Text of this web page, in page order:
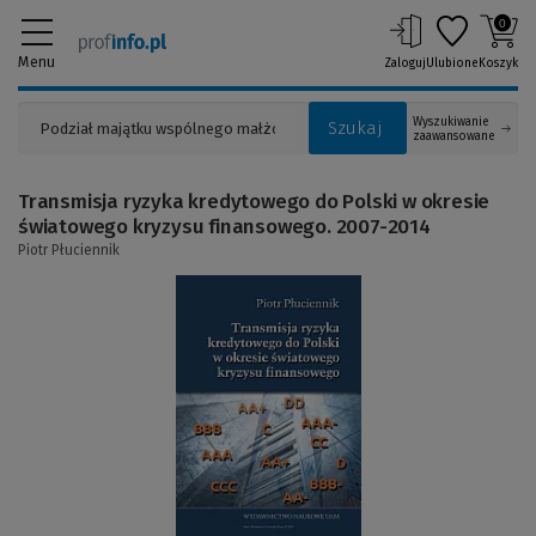
Menu
Szukaj
Wyszukiwanie
zaawansowane
ZalogujUlubione
0
Koszyk
Transmisja ryzyka kredytowego do Polski w okresie
światowego kryzysu finansowego. 2007-2014
Piotr Płuciennik